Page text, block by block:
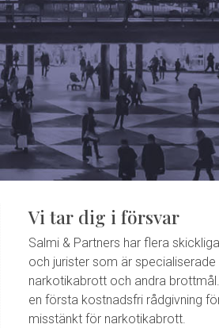
Vi tar dig i försvar
Salmi & Partners har flera
och jurister som är specialiserade
narkotikabrott och andra
en första kostnadsfri rådgivning
misstänkt för narkotikabrott.